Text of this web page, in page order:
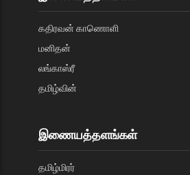
கதிரவன் காணொளி
மனிதன்
லங்காஸ்ரீ
தமிழ்வின்
இணையத்தளங்கள்
தமிழ்மிரர்